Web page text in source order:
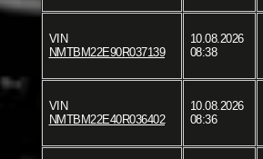
VIN
NMTBM22E90R037139
10.08.2026
08:38
VIN
NMTBM22E40R036402
10.08.2026
08:36